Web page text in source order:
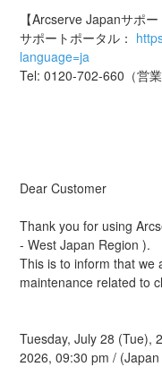
【Arcserve Japanサポー
サポートポータル：
language=ja
Tel: 0120-702-660（営
Dear Customer
Thank you for using
- West Japan Region ).
This is to inform that we
maintenance related to
Tuesday, July 28 (Tue),
2026, 09:30 pm /